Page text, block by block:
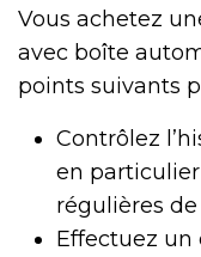
Vous achetez
avec boîte
points suivants
Contrôlez
en
régulières
Effectuez un